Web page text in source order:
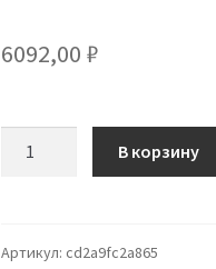
6092,00₽
COMPRESSE
В корзину
Артикул:cd2a9fc2a865